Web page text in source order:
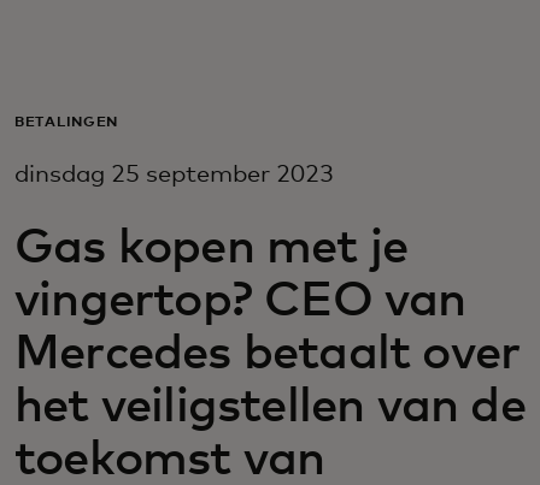
Voor bedrijven
Voor innovators
Nieuws en trends
BETALINGEN
dinsdag 25 september 2023
Gas kopen met je
vingertop? CEO van
Mercedes betaalt over
het veiligstellen van de
toekomst van